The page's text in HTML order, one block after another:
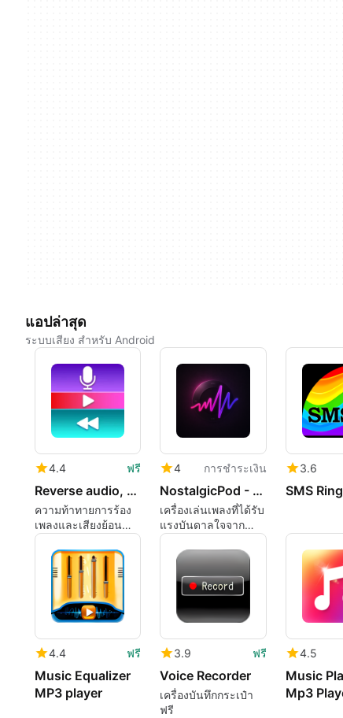
แอปล่าสุด
ระบบเสียง สำหรับ Android
4.4 ฟรี
Reverse audio, Reverse singing
ความท้าทายการร้อง
เพลงและเสียงย้อน
กลับที่สนุกสนาน
4 การชำระเงิน
NostalgicPod - Retro Player
เครื่องเล่นเพลงที่ได้รับ
แรงบันดาลใจจาก
iPod คลาสสิก
3.6
SMS
4.4 ฟรี
Music Equalizer
MP3 player
3.9 ฟรี
Voice Recorder
เครื่องบันทึกกระเป๋า
ฟรี
4.5
Music
Mp3